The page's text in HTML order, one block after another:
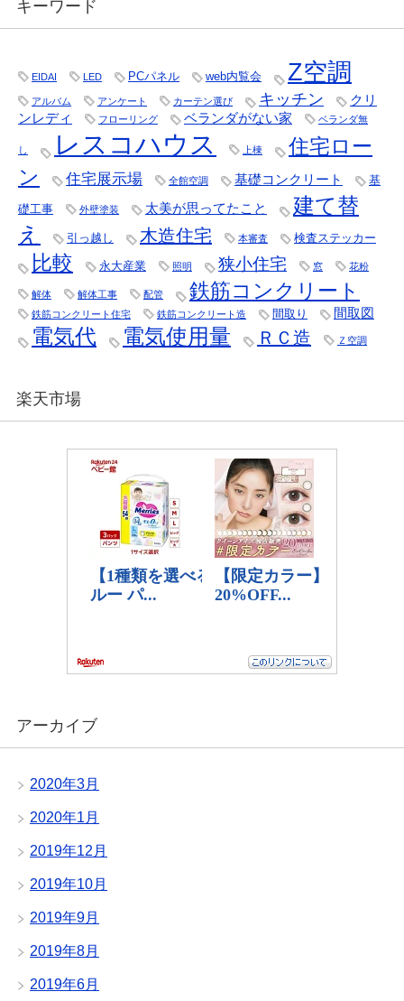
キーワード
EIDAI LED PCパネル web内覧会 Z空調
アルバム アンケート カーテン選び キッチン
クリ
ンレディ
フローリング ベランダがない家 ベランダ無
し レスコハウス 上棟
住宅ロー
ン
住宅展示場 全館空調 基礎コンクリート 基
礎工事 外壁塗装 太美が思ってたこと
建て替
え
引っ越し 木造住宅 本審査 検査ステッカー
比較 永大産業 照明 狭小住宅 窓 花粉
解体 解体工事 配管 鉄筋コンクリート
鉄筋コンクリート住宅 鉄筋コンクリート造 間取り 間取図
電気代 電気使用量 ＲＣ造 Ｚ空調
楽天市場
アーカイブ
2020年3月
2020年1月
2019年12月
2019年10月
2019年9月
2019年8月
2019年6月